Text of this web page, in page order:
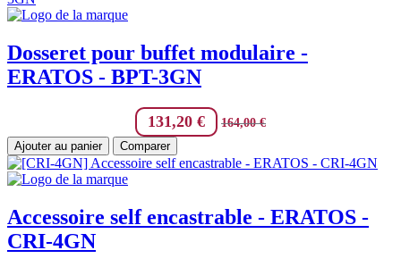
Dosseret pour buffet modulaire -
ERATOS - BPT-3GN
131,20 € 164,00€
Ajouter au panier
Comparer
Accessoire self encastrable - ERATOS -
CRI-4GN